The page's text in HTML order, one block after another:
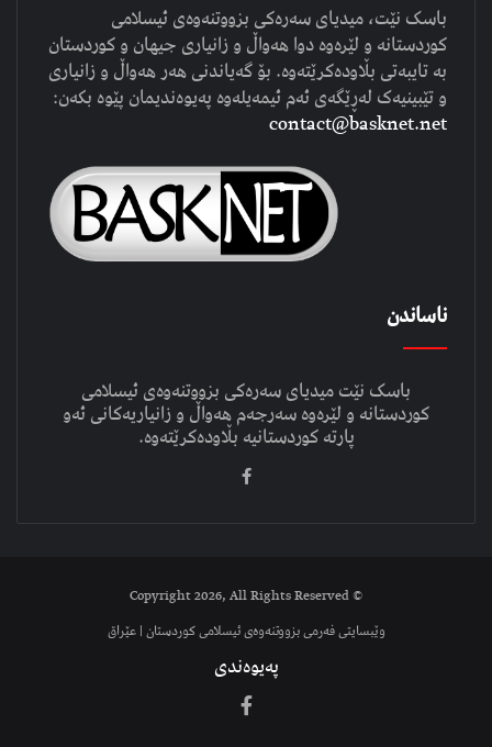
باسک نێت، میدیای سەرەکی بزووتنەوەی ئیسلامی
کوردستانە و لێرەوە دوا هەواڵ و زانیاری جیهان و کوردستان
بە تایبەتی بڵاودەکرێتەوە. بۆ گەیاندنی هەر هەواڵ و زانیاری
و تێبینیەک لەڕێگەی ئەم ئیمەیلەوە پەیوەندیمان پێوە بکەن:
contact@basknet.net
ناساندن
باسک نێت میدیای سەرەکی بزووتنەوەی ئیسلامی
کوردستانە و لێرەوە سەرجەم هەواڵ و زانیاریەکانی ئەو
پارتە کوردستانیە بڵاودەکرێتەوە.
© Copyright 2026, All Rights Reserved
وێبسایتی فەرمی بزووتنەوەی ئیسلامی کوردستان | عێراق
پەیوەندی